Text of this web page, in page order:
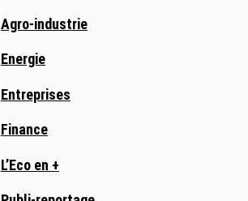
Agro-industrie
Energie
Entreprises
Finance
L’Eco en +